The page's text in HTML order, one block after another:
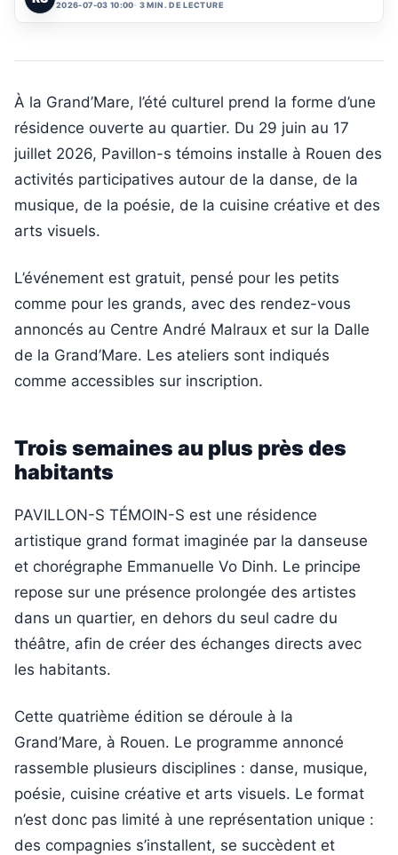
2026-07-03 10:00 3 MIN. DE LECTURE
À la Grand’Mare, l’été culturel prend la forme d’une
résidence ouverte au quartier. Du 29 juin au 17
juillet 2026, Pavillon-s témoins installe à Rouen des
activités participatives autour de la danse, de la
musique, de la poésie, de la cuisine créative et des
arts visuels.
L’événement est gratuit, pensé pour les petits
comme pour les grands, avec des rendez-vous
annoncés au Centre André Malraux et sur la Dalle
de la Grand’Mare. Les ateliers sont indiqués
comme accessibles sur inscription.
Trois semaines au plus près des
habitants
PAVILLON-S TÉMOIN-S est une résidence
artistique grand format imaginée par la danseuse
et chorégraphe Emmanuelle Vo Dinh. Le principe
repose sur une présence prolongée des artistes
dans un quartier, en dehors du seul cadre du
théâtre, afin de créer des échanges directs avec
les habitants.
Cette quatrième édition se déroule à la
Grand’Mare, à Rouen. Le programme annoncé
rassemble plusieurs disciplines : danse, musique,
poésie, cuisine créative et arts visuels. Le format
n’est donc pas limité à une représentation unique :
des compagnies s’installent, se succèdent et